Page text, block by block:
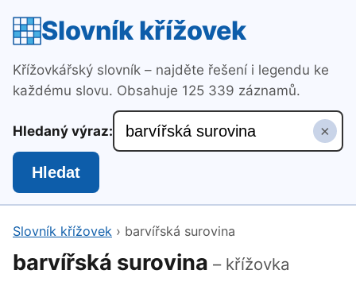
Slovník křížovek
Křížovkářský slovník – najděte řešení i legendu ke
každému slovu. Obsahuje 125 339 záznamů.
Hledaný výraz: ×
Hledat
Slovník křížovek › barvířská surovina
barvířská surovina – křížovka